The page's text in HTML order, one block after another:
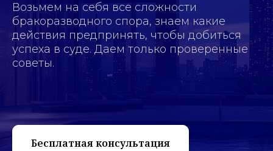
Возьмем на себя все сложности
бракоразводного спора, знаем какие
действия предпринять, чтобы добиться
успеха в суде. Даем только проверенные
советы.
Бесплатная консультация